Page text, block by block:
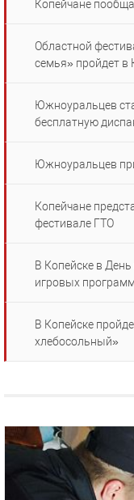
Копейчане
Областной
семья» пройдет в
Южноуральцев
бесплатную
Южноуральцев
Копейчане
фестивале ГТО
В Копейске в
игровых
В Копейске
хлебосольный»